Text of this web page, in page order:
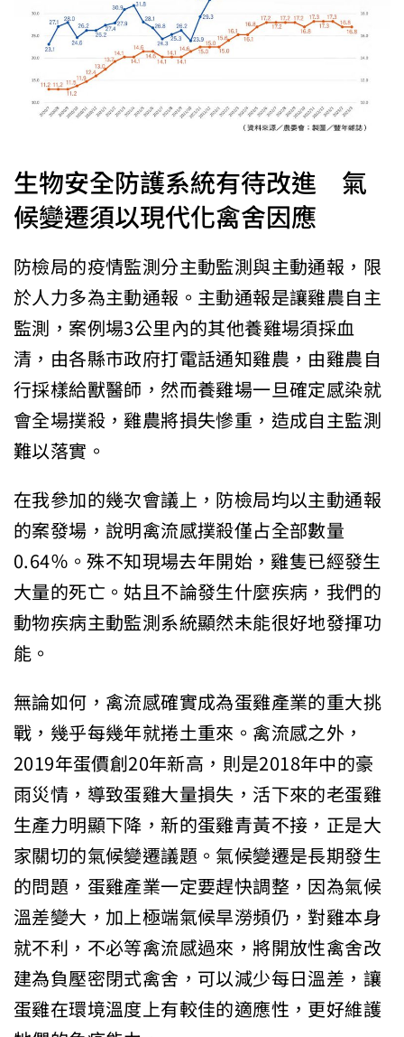
生物安全防護系統有待改進 氣
候變遷須以現代化禽舍因應
防檢局的疫情監測分主動監測與主動通報，限
於人力多為主動通報。主動通報是讓雞農自主
監測，案例場3公里內的其他養雞場須採血
清，由各縣市政府打電話通知雞農，由雞農自
行採樣給獸醫師，然而養雞場一旦確定感染就
會全場撲殺，雞農將損失慘重，造成自主監測
難以落實。
在我參加的幾次會議上，防檢局均以主動通報
的案發場，說明禽流感撲殺僅占全部數量
0.64％。殊不知現場去年開始，雞隻已經發生
大量的死亡。姑且不論發生什麼疾病，我們的
動物疾病主動監測系統顯然未能很好地發揮功
能。
無論如何，禽流感確實成為蛋雞產業的重大挑
戰，幾乎每幾年就捲土重來。禽流感之外，
2019年蛋價創20年新高，則是2018年中的豪
雨災情，導致蛋雞大量損失，活下來的老蛋雞
生產力明顯下降，新的蛋雞青黃不接，正是大
家關切的氣候變遷議題。氣候變遷是長期發生
的問題，蛋雞產業一定要趕快調整，因為氣候
溫差變大，加上極端氣候旱澇頻仍，對雞本身
就不利，不必等禽流感過來，將開放性禽舍改
建為負壓密閉式禽舍，可以減少每日溫差，讓
蛋雞在環境溫度上有較佳的適應性，更好維護